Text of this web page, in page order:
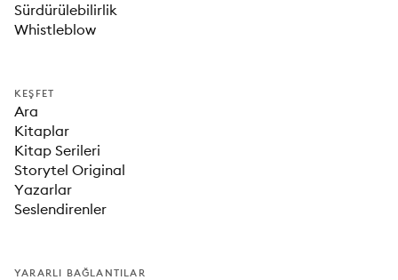
Sürdürülebilirlik
Whistleblow
KEŞFET
Ara
Kitaplar
Kitap Serileri
Storytel Original
Yazarlar
Seslendirenler
YARARLI BAĞLANTILAR